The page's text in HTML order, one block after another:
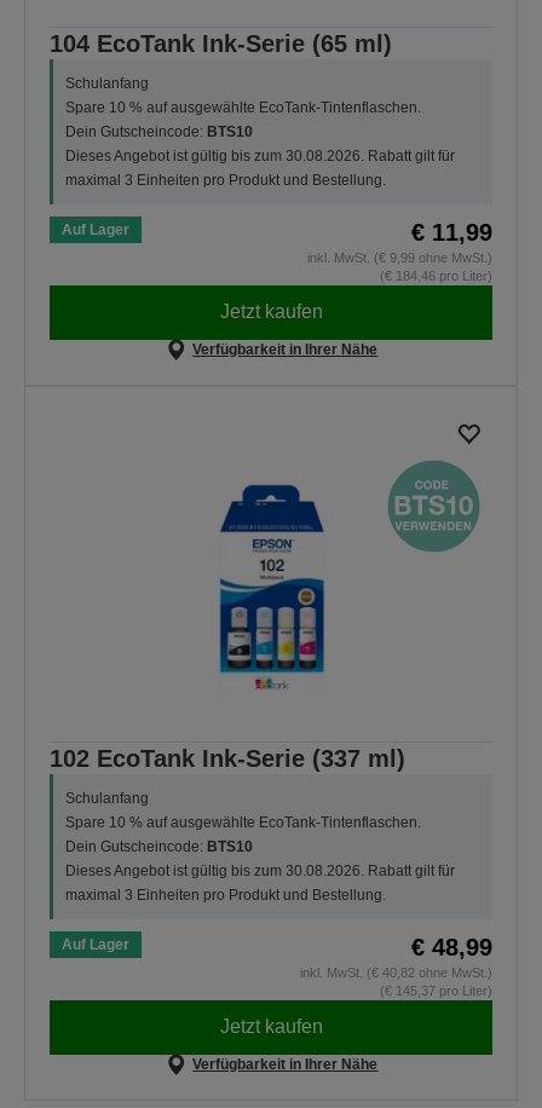
104 EcoTank Ink-Serie (65 ml)
Schulanfang
Spare 10 % auf ausgewählte EcoTank-Tintenflaschen.
Dein Gutscheincode: BTS10
Dieses Angebot ist gültig bis zum 30.08.2026. Rabatt gilt für
maximal 3 Einheiten pro Produkt und Bestellung.
Auf Lager € 11,99
inkl. MwSt. (€ 9,99 ohne MwSt.)
(€ 184,46 pro Liter)
Jetzt kaufen
Verfügbarkeit in Ihrer Nähe
102 EcoTank Ink-Serie (337 ml)
Schulanfang
Spare 10 % auf ausgewählte EcoTank-Tintenflaschen.
Dein Gutscheincode: BTS10
Dieses Angebot ist gültig bis zum 30.08.2026. Rabatt gilt für
maximal 3 Einheiten pro Produkt und Bestellung.
Auf Lager € 48,99
inkl. MwSt. (€ 40,82 ohne MwSt.)
(€ 145,37 pro Liter)
Jetzt kaufen
Verfügbarkeit in Ihrer Nähe